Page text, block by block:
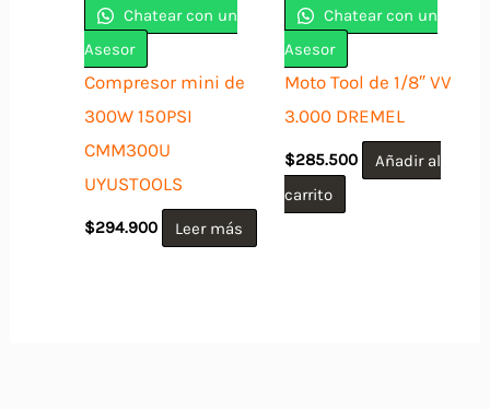
Chatear con un
Asesor
Compresor mini de
300W 150PSI
CMM300U
UYUSTOOLS
$294.900 Leer más
Chatear con un
Asesor
Moto Tool de 1/8″ VV
3.000 DREMEL
$285.500
Añadir al
carrito